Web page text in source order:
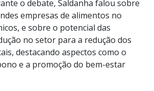
o debate, Saldanha falou sobre
empresas de alimentos no
e sobre o potencial das
no setor para a redução dos
destacando aspectos como o
e a promoção do bem-estar